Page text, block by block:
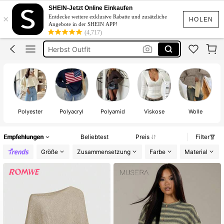
HOLEN
×
SHEIN-Jetzt Online Einkaufen
Entdecke weitere exklusive Rabatte und zusätzliche
Angebote in der SHEIN APP!
(4,717)
Pullover Damen
Herbst
Herbst Outfit
Pullover Damen
Polyester Polyacryl Polyamid Viskose Wolle
Empfehlungen Beliebtest Preis
Filter
Größe
Zusammensetzung Farbe Material